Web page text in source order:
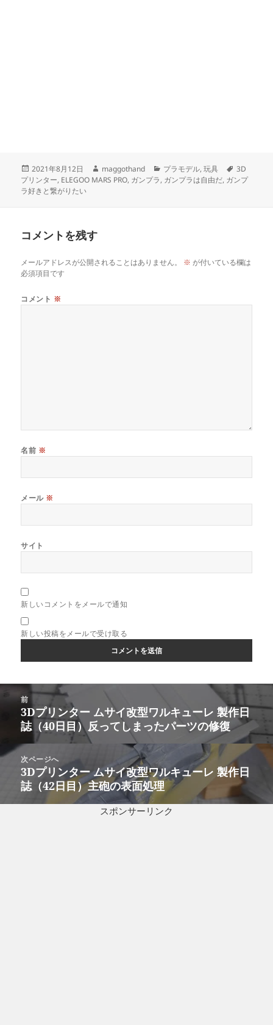
投
稿
日:
2021年8月12日
作
成
maggothand
カ
テ
プラモデル,玩具
タ
グ
3D
プリンター, ELEGOO MARS PRO, ガンプラ, ガンプラは自由だ, ガンプ
ラ好きと繋がりたい
コメントを残す
メールアドレスが公開されることはありません。 ※ が付いている欄は
必須項目です
コメント ※
名前 ※
メール ※
サイト
新しいコメントをメールで通知
新しい投稿をメールで受け取る
ン
前
前
の
稿:
3Dプリンター ムサイ改型ワルキューレ 製作日
誌（40日目）反ってしまったパーツの修復
次ページへ
次
の
3Dプリンター ムサイ改型ワルキューレ 製作日
誌（42日目）主砲の表面処理
スポンサーリンク